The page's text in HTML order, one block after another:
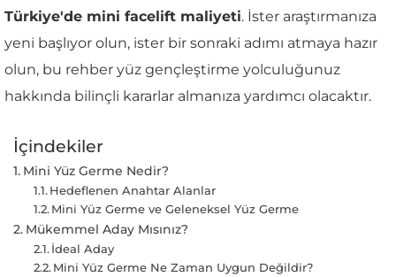
Türkiye'de mini facelift maliyeti. İster araştırmanıza
yeni başlıyor olun, ister bir sonraki adımı atmaya hazır
olun, bu rehber yüz gençleştirme yolculuğunuz
hakkında bilinçli kararlar almanıza yardımcı olacaktır.
İçindekiler
Mini Yüz Germe Nedir?
Hedeflenen Anahtar Alanlar
Mini Yüz Germe ve Geleneksel Yüz Germe
Mükemmel Aday Mısınız?
İdeal Aday
Mini Yüz Germe Ne Zaman Uygun Değildir?